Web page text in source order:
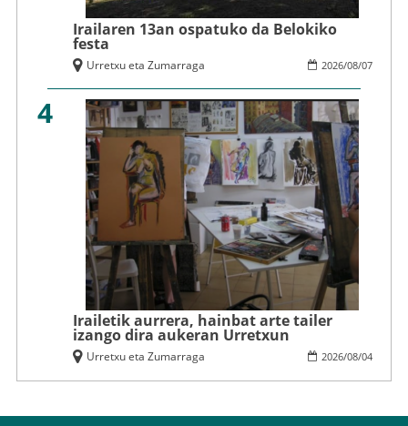
Irailaren 13an ospatuko da Belokiko
festa
2026/08/07
Urretxu eta Zumarraga
4
Irailetik aurrera, hainbat arte tailer
izango dira aukeran Urretxun
2026/08/04
Urretxu eta Zumarraga